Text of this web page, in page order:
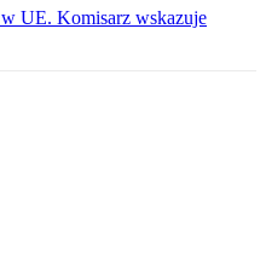
UE. Komisarz wskazuje